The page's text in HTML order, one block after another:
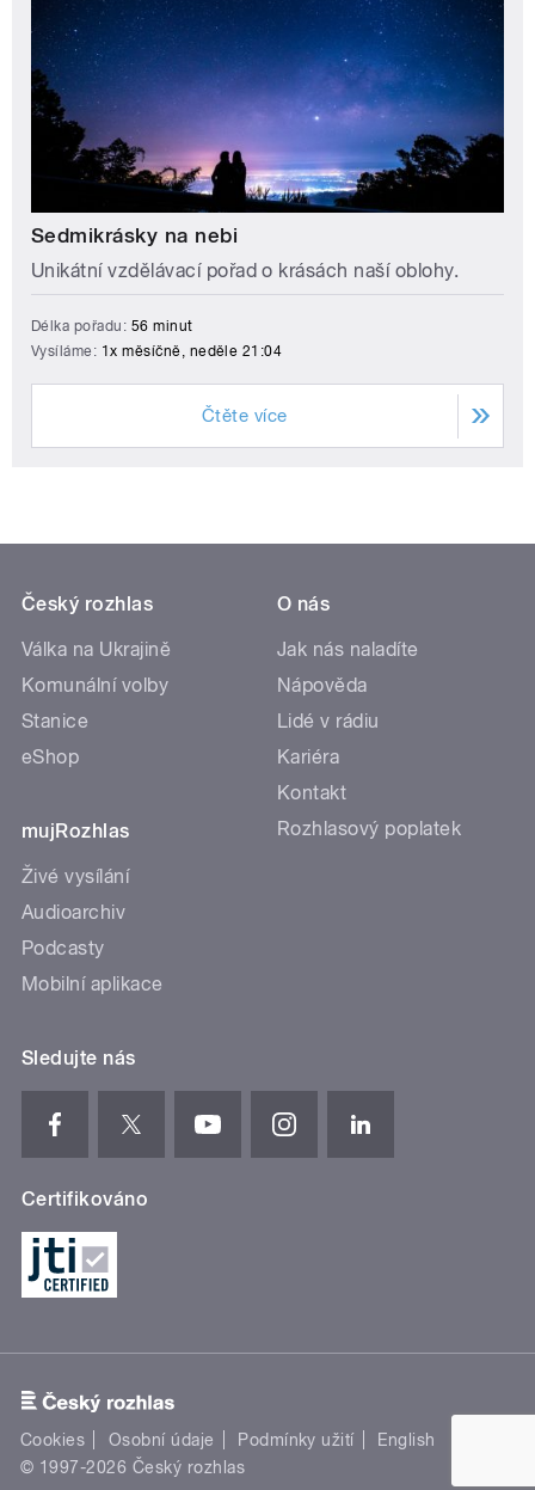
Sedmikrásky na nebi
Unikátní vzdělávací pořad o krásách naší oblohy.
Délka pořadu: 56 minut
Vysíláme: 1x měsíčně, neděle 21:04
Čtěte více
Český rozhlas
Válka na Ukrajině
Komunální volby
Stanice
eShop
mujRozhlas
Živé vysílání
Audioarchiv
Podcasty
Mobilní aplikace
O nás
Jak nás naladíte
Nápověda
Lidé v rádiu
Kariéra
Kontakt
Rozhlasový poplatek
Sledujte nás
Certifikováno
Cookies Osobní údaje Podmínky užití
English
© 1997-2026 Český rozhlas